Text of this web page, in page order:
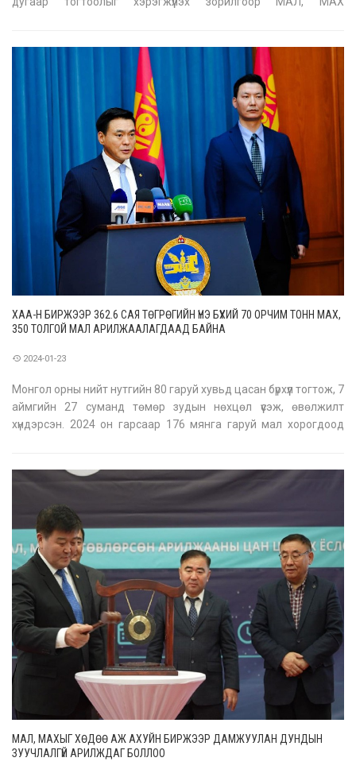
АХУЙН НЭГЖИД ОЛГОЖ ЭХЭЛЛЭЭ. Хөнгөлөл
ХАА-Н БИРЖЭЭР 362.6 САЯ ТӨГРӨГИЙН ҮНЭ БҮХИЙ 70 ОРЧИМ ТОНН МАХ,
350 ТОЛГОЙ МАЛ АРИЛЖААЛАГДААД БАЙНА
2024-01-23
Монгол орны нийт нутгийн 80 гаруй хувьд цасан бүрхүүл тогтож, 7
аймгийн 27 суманд төмөр зудын нөхцөл үүсэж, өвөлжилт
хүндэрсэн. 2024 он гарсаар 176 мянга гаруй мал хорогдоод
нийлүүлэлтийг т
МАЛ, МАХЫГ ХӨДӨӨ АЖ АХУЙН БИРЖЭЭР ДАМЖУУЛАН ДУНДЫН
ЗУУЧЛАЛГҮЙ АРИЛЖДАГ БОЛЛОО